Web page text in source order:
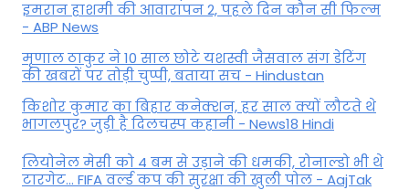
इमरान हाशमी की आवारापन 2, पहले दिन कौन सी फिल्म
- ABP News
मृणाल ठाकुर ने 10 साल छोटे यशस्वी जैसवाल संग डेटिंग
की खबरों पर तोड़ी चुप्पी, बताया सच - Hindustan
किशोर कुमार का बिहार कनेक्शन, हर साल क्यों लौटते थे
भागलपुर? जुड़ी है दिलचस्प कहानी - News18 Hindi
ल‍ियोनेल मेसी को 4 बम से उड़ाने की धमकी, रोनाल्डो भी थे
टारगेट... FIFA वर्ल्ड कप की सुरक्षा की खुली पोल - AajTak